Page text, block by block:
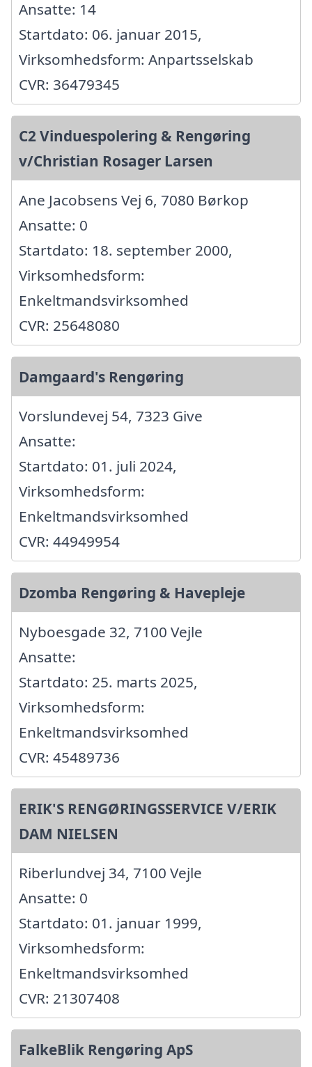
Ansatte: 14
Startdato: 06. januar 2015,
Virksomhedsform: Anpartsselskab
CVR: 36479345
C2 Vinduespolering & Rengøring
v/Christian Rosager Larsen
Ane Jacobsens Vej 6, 7080 Børkop
Ansatte: 0
Startdato: 18. september 2000,
Virksomhedsform:
Enkeltmandsvirksomhed
CVR: 25648080
Damgaard's Rengøring
Vorslundevej 54, 7323 Give
Ansatte:
Startdato: 01. juli 2024,
Virksomhedsform:
Enkeltmandsvirksomhed
CVR: 44949954
Dzomba Rengøring & Havepleje
Nyboesgade 32, 7100 Vejle
Ansatte:
Startdato: 25. marts 2025,
Virksomhedsform:
Enkeltmandsvirksomhed
CVR: 45489736
ERIK'S RENGØRINGSSERVICE V/ERIK
DAM NIELSEN
Riberlundvej 34, 7100 Vejle
Ansatte: 0
Startdato: 01. januar 1999,
Virksomhedsform:
Enkeltmandsvirksomhed
CVR: 21307408
FalkeBlik Rengøring ApS